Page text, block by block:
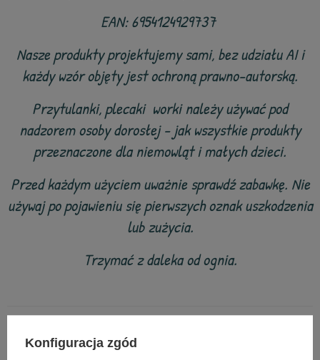
EAN: 6954124929737
Nasze produkty projektujemy sami, bez udziału AI i
każdy wzór objęty jest ochroną prawno-autorską.
Przytulanki, plecaki worki należy używać pod
nadzorem osoby dorosłej - jak wszystkie produkty
przeznaczone dla niemowląt i małych dzieci.
Przed każdym użyciem uważnie sprawdź zabawkę. Nie
używaj po pojawieniu się pierwszych oznak uszkodzenia
lub zużycia.
Trzymać z daleka od ognia.
z tej samej serii
Konfiguracja zgód